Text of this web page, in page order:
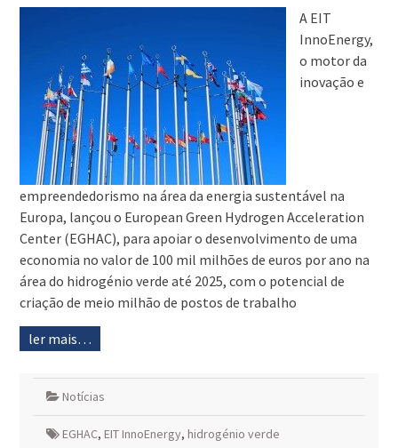
A EIT
InnoEnergy,
o motor da
inovação e
empreendedorismo na área da energia sustentável na
Europa, lançou o European Green Hydrogen Acceleration
Center (EGHAC), para apoiar o desenvolvimento de uma
economia no valor de 100 mil milhões de euros por ano na
área do hidrogénio verde até 2025, com o potencial de
criação de meio milhão de postos de trabalho
ler mais…
Notícias
EGHAC, EIT InnoEnergy, hidrogénio verde